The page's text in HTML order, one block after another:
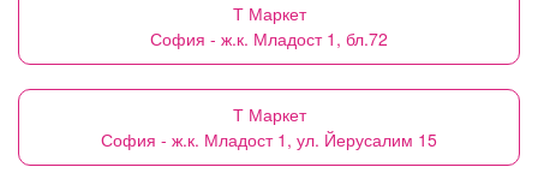
Т Маркет
София - ж.к. Младост 1, бл.72
Т Маркет
София - ж.к. Младост 1, ул. Йерусалим 15